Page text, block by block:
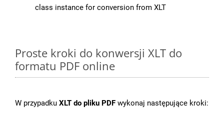
class instance for conversion from XLT
Proste kroki do konwersji XLT do
formatu PDF online
W przypadku XLT do pliku PDF wykonaj następujące kroki: